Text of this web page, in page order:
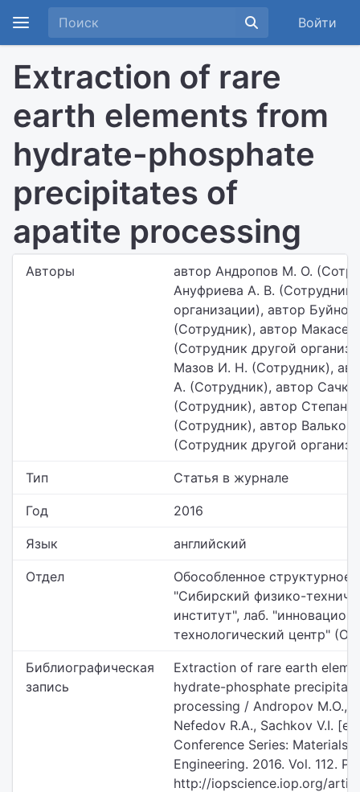
Войти
Extraction of rare
earth elements from
hydrate-phosphate
precipitates of
apatite processing
Авторы
автор Андропов М. О.
Ануфриева А. В. (Сотрудник
организации), автор
(Сотрудник), автор
(Сотрудник другой
Мазов И. Н. (Сотрудник),
А. (Сотрудник), автор
(Сотрудник), автор
(Сотрудник), автор Вальков
(Сотрудник другой
Тип Статья в журнале
Год 2016
Язык английский
Отдел
Обособленное структурное
"Сибирский физико-
институт", лаб.
технологический центр"
Библиографическая
запись
Extraction of rare earth
hydrate-phosphate
processing / Andropov M.O.,
Nefedov R.A., Sachkov V.I. [et
Conference Series: Materials
Engineering. 2016. Vol. 112. P.
http://iopscience.iop.org/